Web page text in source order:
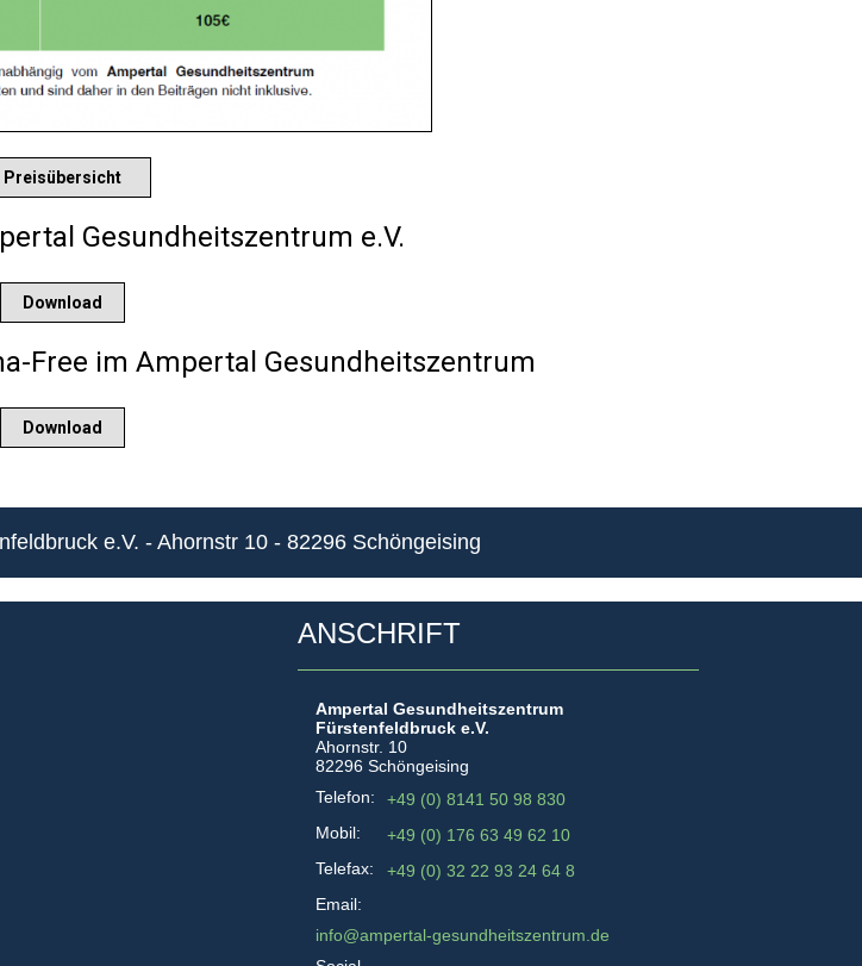
Preisübersicht
Gesundheitszentrum e.V.
Download
Free im Ampertal Gesundheitszentrum
Download
e.V. - Ahornstr 10 - 82296 Schöngeising
ANSCHRIFT
Ampertal Gesundheitszentrum
Fürstenfeldbruck e.V.
Ahornstr. 10
82296 Schöngeising
Telefon:
+49 (0) 8141 50 98 830
Mobil:
+49 (0) 176 63 49 62 10
Telefax:
+49 (0) 32 22 93 24 64 8
Email:
info@ampertal-gesundheitszentrum.de